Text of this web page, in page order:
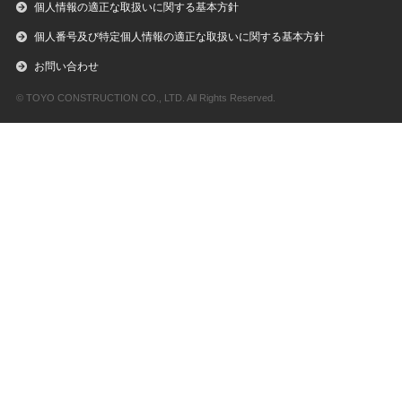
個人情報の適正な取扱いに関する基本方針
個人番号及び特定個人情報の適正な取扱いに関する基本方針
お問い合わせ
© TOYO CONSTRUCTION CO., LTD. All Rights Reserved.